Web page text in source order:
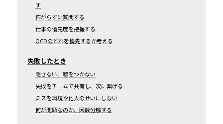
す
怖がらずに質問する
仕事の優先度を把握する
QCDのどれを優先するか考える
失敗したとき
隠さない、嘘をつかない
失敗をチームで共有し、次に繋げる
ミスを環境や他人のせいにしない
何が問題なのか、因数分解する